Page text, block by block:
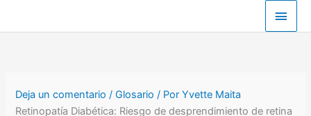
Deja un comentario /Glosario / PorYvette Maita
Retinopatía Diabética: Riesgo de desprendimiento de retina